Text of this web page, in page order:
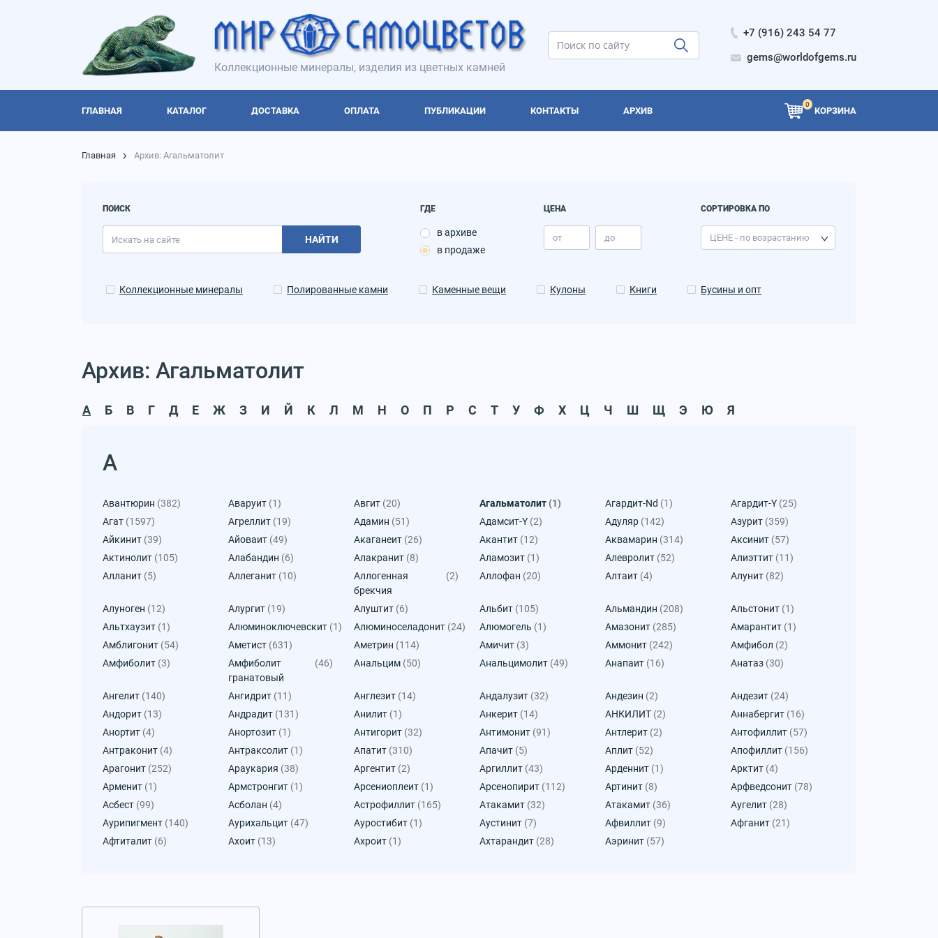
Коллекционные минералы, изделия из цветных камней
+7 (916) 243 54 77
gems@worldofgems.ru
ГЛАВНАЯ КАТАЛОГ ДОСТАВКА ОПЛАТА ПУБЛИКАЦИИ КОНТАКТЫ АРХИВ
0
КОРЗИНА
Главная Архив: Агальматолит
ПОИСК
НАЙТИ
ГДЕ
в архиве
в продаже
ЦЕНА СОРТИРОВКА ПО
Коллекционные минералы Полированные камни Каменные вещи Кулоны Книги Бусины и опт
Архив: Агальматолит
А Б В Г Д Е Ж З И Й К Л М Н О П Р С Т У Ф Х Ц Ч Ш Щ Э Ю Я
А
Авантюрин (382) Аваруит (1) Авгит (20) Агальматолит (1) Агардит-Nd (1) Агардит-Y (25)
Агат (1597) Агреллит (19) Адамин (51) Адамсит-Y (2) Адуляр (142) Азурит (359)
Айкинит (39) Айоваит (49) Акаганеит (26) Акантит (12) Аквамарин (314) Аксинит (57)
Актинолит (105) Алабандин (6) Алакранит (8) Аламозит (1) Алевролит (52) Алиэттит (11)
Алланит (5) Аллеганит (10)
Аллогенная
брекчия
(2) Аллофан (20) Алтаит (4) Алунит (82)
Алуноген (12) Алургит (19) Алуштит (6) Альбит (105) Альмандин (208) Альстонит (1)
Альтхаузит (1) Алюминоключевскит (1) Алюминоселадонит (24) Алюмогель (1) Амазонит (285) Амарантит (1)
Амблигонит (54) Аметист (631) Аметрин (114) Амичит (3) Аммонит (242) Амфибол (2)
Амфиболит (3)
Амфиболит
гранатовый
(46) Анальцим (50) Анальцимолит (49) Анапаит (16) Анатаз (30)
Ангелит (140) Ангидрит (11) Англезит (14) Андалузит (32) Андезин (2) Андезит (24)
Андорит (13) Андрадит (131) Анилит (1) Анкерит (14) АНКИЛИТ (2) Аннабергит (16)
Анортит (4) Анортозит (1) Антигорит (32) Антимонит (91) Антлерит (2) Антофиллит (57)
Антраконит (4) Антраксолит (1) Апатит (310) Апачит (5) Аплит (52) Апофиллит (156)
Арагонит (252) Араукария (38) Аргентит (2) Аргиллит (43) Арденнит (1) Арктит (4)
Арменит (1) Армстронгит (1) Арсениоплеит (1) Арсенопирит (112) Артинит (8) Арфведсонит (78)
Асбест (99) Асболан (4) Астрофиллит (165) Атакамит (32) Атакамит (36) Аугелит (28)
Аурипигмент (140) Аурихальцит (47) Ауростибит (1) Аустинит (7) Афвиллит (9) Афганит (21)
Афтиталит (6) Ахоит (13) Ахроит (1) Ахтарандит (28) Аэринит (57)